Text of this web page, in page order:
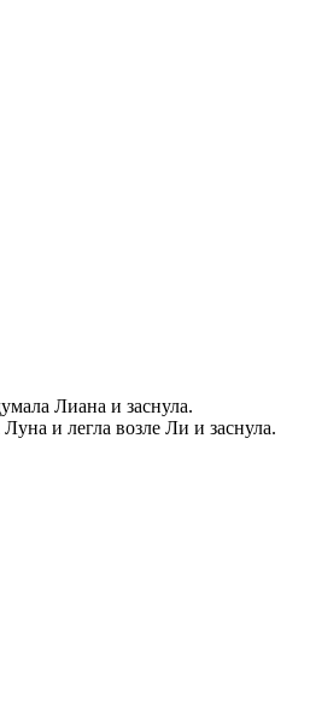
Лиана и заснула.
и легла возле Ли и заснула.